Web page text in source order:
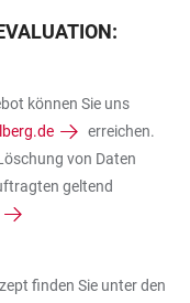
können Sie uns
erreichen.
von Daten
geltend
finden Sie unter den